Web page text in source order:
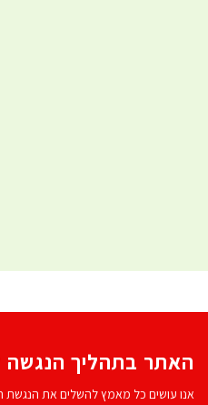
האתר בתהליך הנגשה
אנו עושים כל מאמץ להשלים את